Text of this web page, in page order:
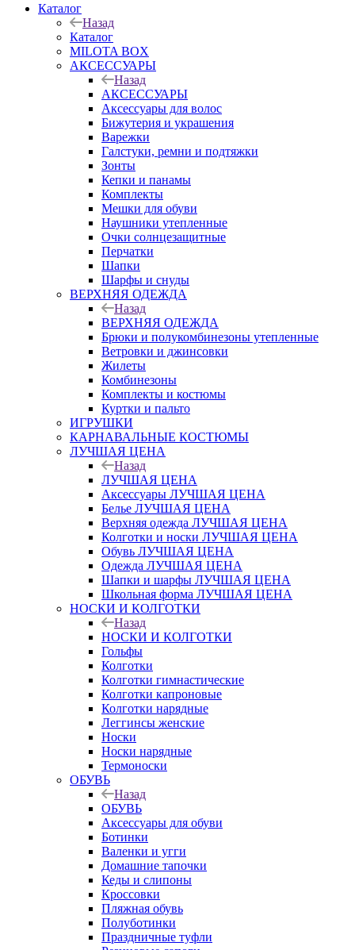
Каталог
Назад
Каталог
MILOTA BOX
АКСЕССУАРЫ
Назад
АКСЕССУАРЫ
Аксессуары для волос
Бижутерия и украшения
Варежки
Галстуки, ремни и подтяжки
Зонты
Кепки и панамы
Комплекты
Мешки для обуви
Наушники утепленные
Очки солнцезащитные
Перчатки
Шапки
Шарфы и снуды
ВЕРХНЯЯ ОДЕЖДА
Назад
ВЕРХНЯЯ ОДЕЖДА
Брюки и полукомбинезоны утепленные
Ветровки и джинсовки
Жилеты
Комбинезоны
Комплекты и костюмы
Куртки и пальто
ИГРУШКИ
КАРНАВАЛЬНЫЕ КОСТЮМЫ
ЛУЧШАЯ ЦЕНА
Назад
ЛУЧШАЯ ЦЕНА
Аксессуары ЛУЧШАЯ ЦЕНА
Белье ЛУЧШАЯ ЦЕНА
Верхняя одежда ЛУЧШАЯ ЦЕНА
Колготки и носки ЛУЧШАЯ ЦЕНА
Обувь ЛУЧШАЯ ЦЕНА
Одежда ЛУЧШАЯ ЦЕНА
Шапки и шарфы ЛУЧШАЯ ЦЕНА
Школьная форма ЛУЧШАЯ ЦЕНА
НОСКИ И КОЛГОТКИ
Назад
НОСКИ И КОЛГОТКИ
Гольфы
Колготки
Колготки гимнастические
Колготки капроновые
Колготки нарядные
Леггинсы женские
Носки
Носки нарядные
Термоноски
ОБУВЬ
Назад
ОБУВЬ
Аксессуары для обуви
Ботинки
Валенки и угги
Домашние тапочки
Кеды и слипоны
Кроссовки
Пляжная обувь
Полуботинки
Праздничные туфли